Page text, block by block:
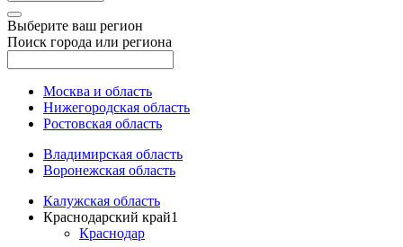
Выберите ваш регион
Поиск города или региона
Москва и область
Нижегородская область
Ростовская область
Владимирская область
Воронежская область
Калужская область
Краснодарский край1
Краснодар